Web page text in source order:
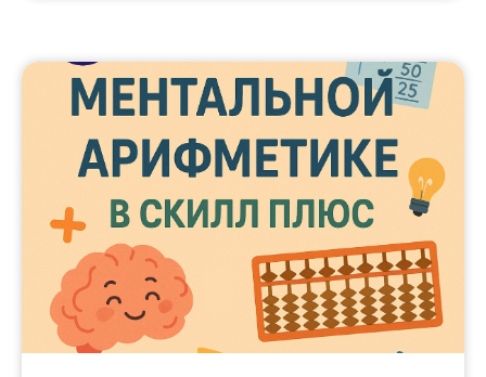
30+
направлений и курсов
Результаты
наших
учеников